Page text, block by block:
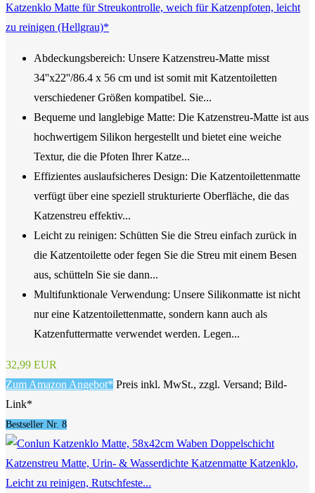
Katzenklo Matte für Streukontrolle, weich für Katzenpfoten, leicht
zu reinigen (Hellgrau)*
Abdeckungsbereich: Unsere Katzenstreu-Matte misst
34''x22''/86.4 x 56 cm und ist somit mit Katzentoiletten
verschiedener Größen kompatibel. Sie...
Bequeme und langlebige Matte: Die Katzenstreu-Matte ist aus
hochwertigem Silikon hergestellt und bietet eine weiche
Textur, die die Pfoten Ihrer Katze...
Effizientes auslaufsicheres Design: Die Katzentoilettenmatte
verfügt über eine speziell strukturierte Oberfläche, die das
Katzenstreu effektiv...
Leicht zu reinigen: Schütten Sie die Streu einfach zurück in
die Katzentoilette oder fegen Sie die Streu mit einem Besen
aus, schütteln Sie sie dann...
Multifunktionale Verwendung: Unsere Silikonmatte ist nicht
nur eine Katzentoilettenmatte, sondern kann auch als
Katzenfuttermatte verwendet werden. Legen...
32,99 EUR
Zum Amazon Angebot* Preis inkl. MwSt., zzgl. Versand; Bild-
Link*
Bestseller Nr. 8